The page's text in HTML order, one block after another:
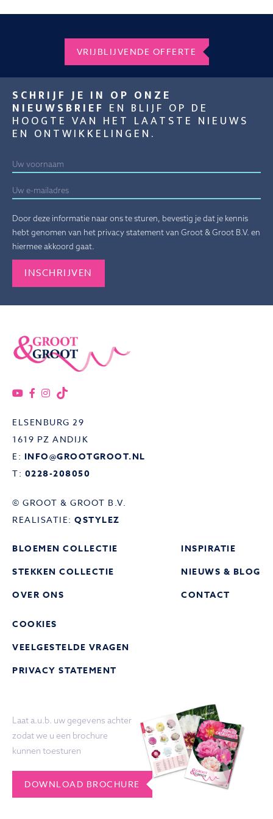
VRIJBLIJVENDE OFFERTE
SCHRIJF JE IN OP ONZE
NIEUWSBRIEF EN BLIJF OP DE
HOOGTE VAN HET LAATSTE NIEUWS
EN ONTWIKKELINGEN.
Door deze informatie naar ons te sturen, bevestig je dat je kennis
hebt genomen van het privacy statement van Groot & Groot B.V. en
hiermee akkoord gaat.
ELSENBURG 29
1619 PZ ANDIJK
E: INFO@GROOTGROOT.NL
T: 0228-208050
© GROOT & GROOT B.V.
REALISATIE: QSTYLEZ
BLOEMEN COLLECTIE
STEKKEN COLLECTIE
OVER ONS
INSPIRATIE
NIEUWS & BLOG
CONTACT
COOKIES
VEELGESTELDE VRAGEN
PRIVACY STATEMENT
Laat a.u.b. uw gegevens achter
zodat we u een brochure
kunnen toesturen
DOWNLOAD BROCHURE